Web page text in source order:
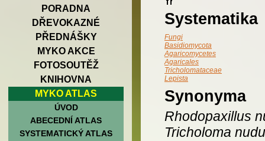
PORADNA
DŘEVOKAZNÉ
PŘEDNÁŠKY
MYKO AKCE
FOTOSOUTĚŽ
KNIHOVNA
MYKO ATLAS
ÚVOD
ABECEDNÍ ATLAS
SYSTEMATICKÝ ATLAS
Systematika
Fungi
Basidiomycota
Agaricomycetes
Agaricales
Tricholomataceae
Lepista
Synonyma
Rhodopaxillus
Tricholoma